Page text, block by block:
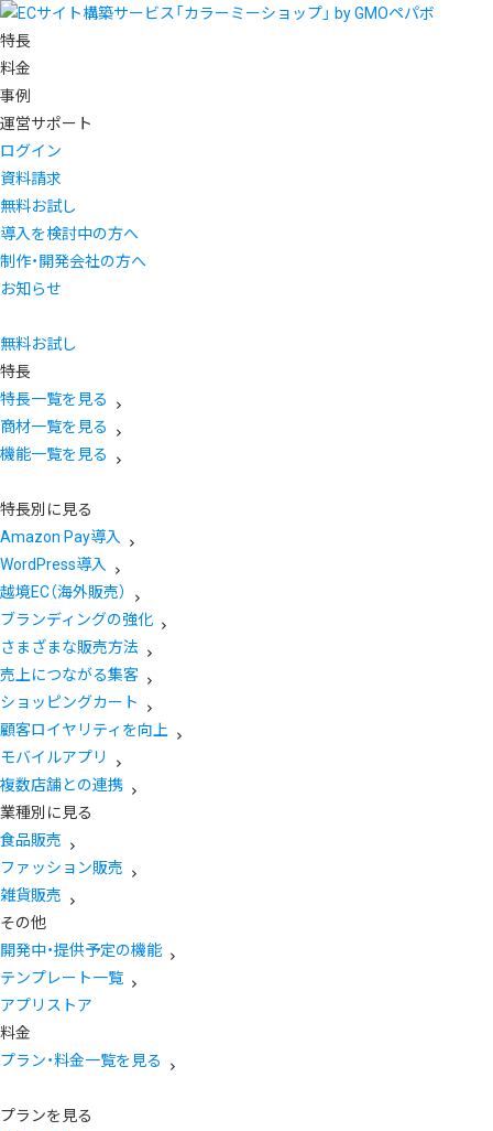
特長
料金
事例
運営サポート
ログイン
資料請求
無料お試し
導入を検討中の方へ
制作・開発会社の方へ
お知らせ
無料お試し
特長
特長一覧を見る
商材一覧を見る
機能一覧を見る
特長別に見る
Amazon Pay導入
WordPress導入
越境EC（海外販売）
ブランディングの強化
さまざまな販売方法
売上につながる集客
ショッピングカート
顧客ロイヤリティを向上
モバイルアプリ
複数店舗との連携
業種別に見る
食品販売
ファッション販売
雑貨販売
その他
開発中・提供予定の機能
テンプレート一覧
アプリストア
料金
プラン・料金一覧を見る
プランを見る